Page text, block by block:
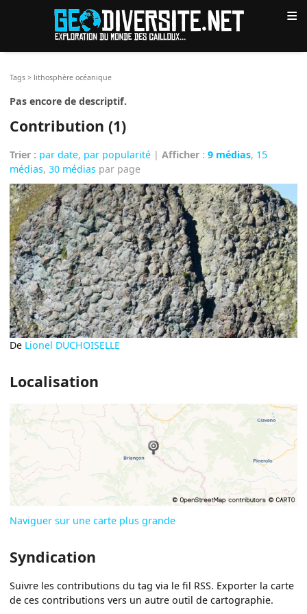
≡
Tags > lithosphère océanique
Pas encore de descriptif.
Contribution (1)
Trier : par date, par popularité |Afficher :9 médias, 15
médias,30 médias par page
De Lionel DUCHOISELLE
Localisation
Naviguer sur une carte plus grande
Syndication
Suivre les contributions du tag via le fil RSS. Exporter la carte
de ces contributions vers un autre outil de cartographie.